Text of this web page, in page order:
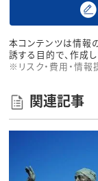
本コンテンツは情報
誘する目的で、作成
※リスク・費用・情
関連記事